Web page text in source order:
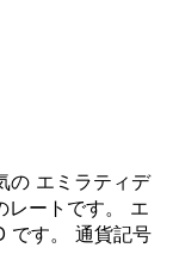
の エミラティデ
レートです。 エ
です。 通貨記号